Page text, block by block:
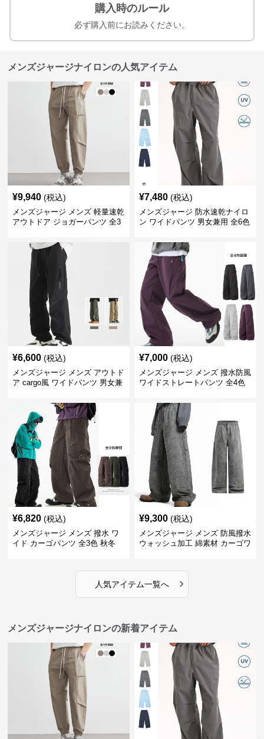
購入時のルール
必ず購入前にお読みください。
メンズジャージナイロンの人気アイテム
¥9,940 (税込)
メンズジャージ メンズ 軽量速乾
アウトドア ジョガーパンツ 全3
¥7,480 (税込)
メンズジャージ 防水速乾ナイロ
ン ワイドパンツ 男女兼用 全6色
¥6,600 (税込)
メンズジャージ メンズ アウトド
ア cargo風 ワイドパンツ 男女兼
¥7,000 (税込)
メンズジャージ メンズ 撥水防風
ワイドストレートパンツ 全4色
¥6,820 (税込)
メンズジャージ メンズ 撥水 ワ
イド カーゴパンツ 全3色 秋冬
¥9,300 (税込)
メンズジャージ メンズ 防風撥水
ウォッシュ加工 綿素材 カーゴワ
人気アイテム一覧へ ›
メンズジャージナイロンの新着アイテム